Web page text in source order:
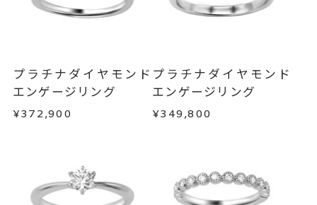
可、#6.5以下は+1のみ可
カテゴリー
婚約指輪(エンゲージリング)
刻印
インサイドストーン 可
刻印文字数
サイズ#4.5までは、5文字まで。
返品・交換以下の場合、商品の返品・交換・返金
・受注生産の商品
・お客さまのお手元で傷や汚れが発生した商品
・到着後ご連絡無く7日以上経過した商品
商品の品質には万全を期しておりますが、万が一
プラチナダイヤモンド
エンゲージリング
¥372,900
プラチナダイヤモンド
エンゲージリング
¥349,800